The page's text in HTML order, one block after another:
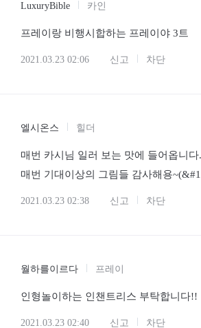
LuxuryBible 카인
프레이랑 비행시합하는 프레이야 3트
2021.03.23 02:06 신고 차단
엘시온스 힐더
매번 카시님 일러 보는 맛에 들어옵니다.
매번 기대이상의 그림들 감사해용
2021.03.23 02:38 신고 차단
월하를이르다 프레이
인형놀이하는 인챈트리스 부탁합니다!!
2021.03.23 02:40 신고 차단